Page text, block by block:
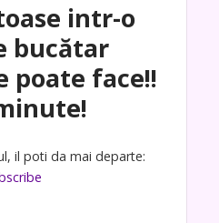
intr-o
bucătar
poate face!!
il poti da mai departe: